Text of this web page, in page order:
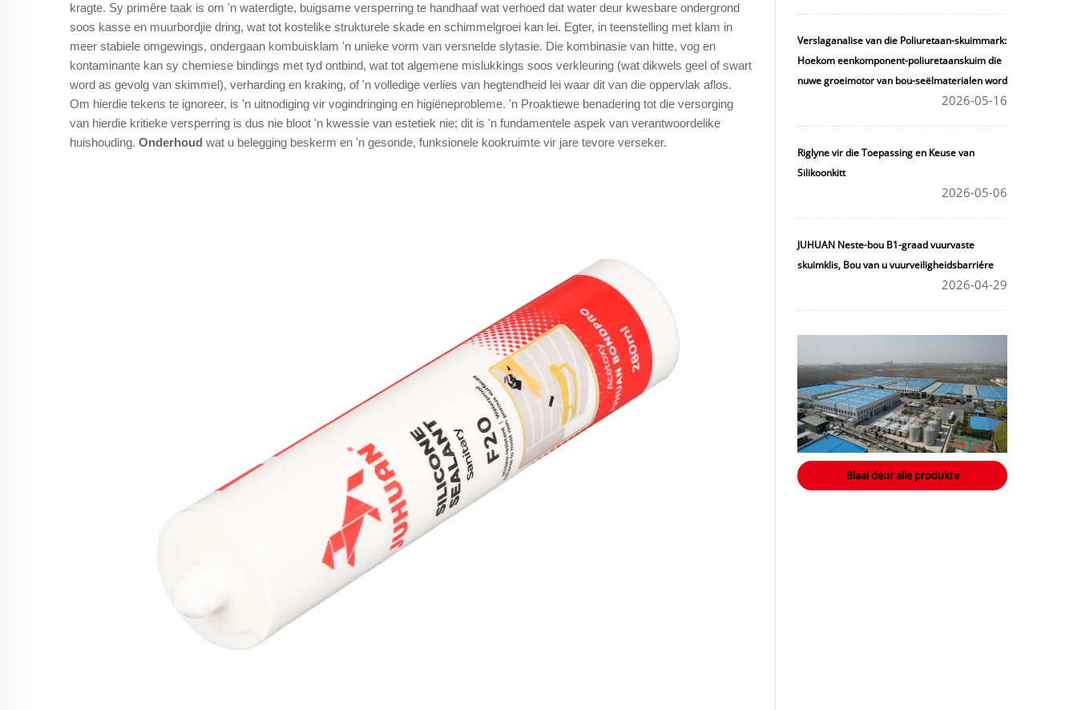
kragte. Sy primêre taak is om 'n waterdigte, buigsame versperring te handhaaf wat verhoed dat water deur kwesbare ondergrond
soos kasse en muurbordjie dring, wat tot kostelike strukturele skade en schimmelgroei kan lei. Egter, in teenstelling met klam in
meer stabiele omgewings, ondergaan kombuisklam 'n unieke vorm van versnelde slytasie. Die kombinasie van hitte, vog en
kontaminante kan sy chemiese bindings met tyd ontbind, wat tot algemene mislukkings soos verkleuring (wat dikwels geel of swart
word as gevolg van skimmel), verharding en kraking, of 'n volledige verlies van hegtendheid lei waar dit van die oppervlak aflos.
Om hierdie tekens te ignoreer, is 'n uitnodiging vir vogindringing en higiëneprobleme. 'n Proaktiewe benadering tot die versorging
van hierdie kritieke versperring is dus nie bloot 'n kwessie van estetiek nie; dit is 'n fundamentele aspek van verantwoordelike
huishouding. Onderhoud wat u belegging beskerm en 'n gesonde, funksionele kookruimte vir jare tevore verseker.
Verslaganalise van die Poliuretaan-skuimmark:
Hoekom eenkomponent-poliuretaanskuim die
nuwe groeimotor van bou-seëlmaterialen word
2026-05-16
Riglyne vir die Toepassing en Keuse van
Silikoonkitt
2026-05-06
JUHUAN Neste-bou B1-graad vuurvaste
skuimklis, Bou van u vuurveiligheidsbarriére
2026-04-29
Blaai deur alle produkte